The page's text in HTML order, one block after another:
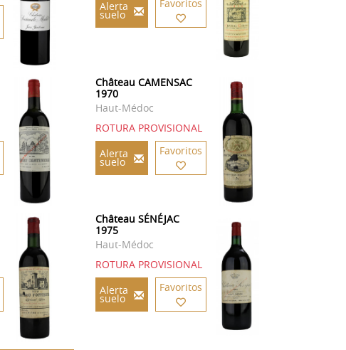
Alerta
suelo
Favoritos
Château CAMENSAC
1970
Haut-Médoc
ROTURA PROVISIONAL
Alerta
suelo
Favoritos
Château SÉNÉJAC
1975
Haut-Médoc
ROTURA PROVISIONAL
Alerta
suelo
Favoritos